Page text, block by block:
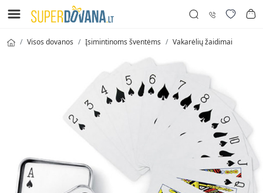
Visos dovanos Įsimintinoms šventėms Vakarėlių žaidimai